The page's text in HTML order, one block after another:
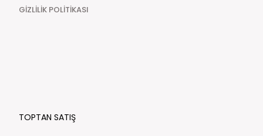
GİZLİLİK POLİTİKASI
TOPTAN SATIŞ